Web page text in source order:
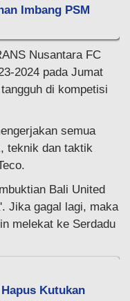
Imbang PSM
Nusantara FC
2024 pada Jumat
di kompetisi
semua
teknik dan taktik
Bali United
Jika gagal lagi, maka
melekat ke Serdadu
Kutukan